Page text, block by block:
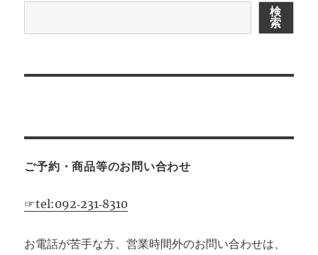
検
索
ご予約・商品等のお問い合わせ
☞tel:092‐231‐8310
お電話が苦手な方、営業時間外のお問い合わせは、